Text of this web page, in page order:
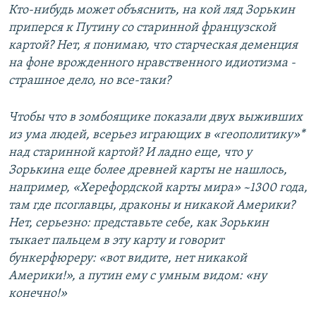
Кто-нибудь может объяснить, на кой ляд Зорькин
приперся к Путину со старинной французской
картой? Нет, я понимаю, что старческая деменция
на фоне врожденного нравственного идиотизма -
страшное дело, но все-таки?
Чтобы что в зомбоящике показали двух выживших
из ума людей, всерьез играющих в «геополитику»*
над старинной картой? И ладно еще, что у
Зорькина еще более древней карты не нашлось,
например, «Херефордской карты мира» ~1300 года,
там где псоглавцы, драконы и никакой Америки?
Нет, серьезно: представьте себе, как Зорькин
тыкает пальцем в эту карту и говорит
бункерфюреру: «вот видите, нет никакой
Америки!», а путин ему с умным видом: «ну
конечно!»